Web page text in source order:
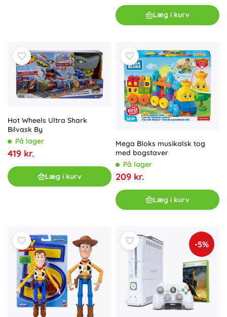
Læg i kurv
Hot Wheels Ultra Shark
Bilvask By
På lager
419 kr.
Læg i kurv
Mega Bloks musikalsk tog
med bogstaver
På lager
209 kr.
Læg i kurv
-5%